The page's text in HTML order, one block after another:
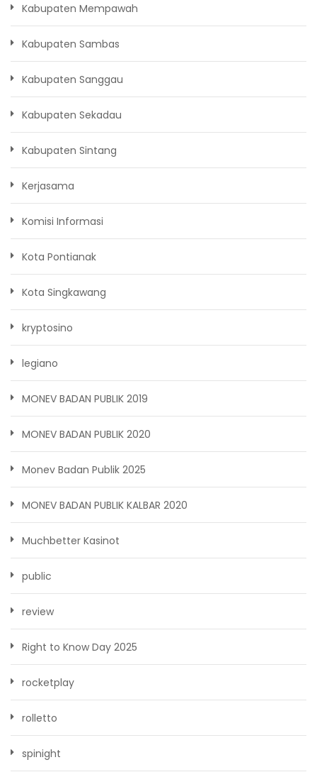
Kabupaten Mempawah
Kabupaten Sambas
Kabupaten Sanggau
Kabupaten Sekadau
Kabupaten Sintang
Kerjasama
Komisi Informasi
Kota Pontianak
Kota Singkawang
kryptosino
legiano
MONEV BADAN PUBLIK 2019
MONEV BADAN PUBLIK 2020
Monev Badan Publik 2025
MONEV BADAN PUBLIK KALBAR 2020
Muchbetter Kasinot
public
review
Right to Know Day 2025
rocketplay
rolletto
spinight